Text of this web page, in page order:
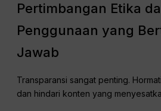
Pertimbangan Etika
Penggunaan yang
Jawab
Transparansi sangat penting.
dan hindari konten yang